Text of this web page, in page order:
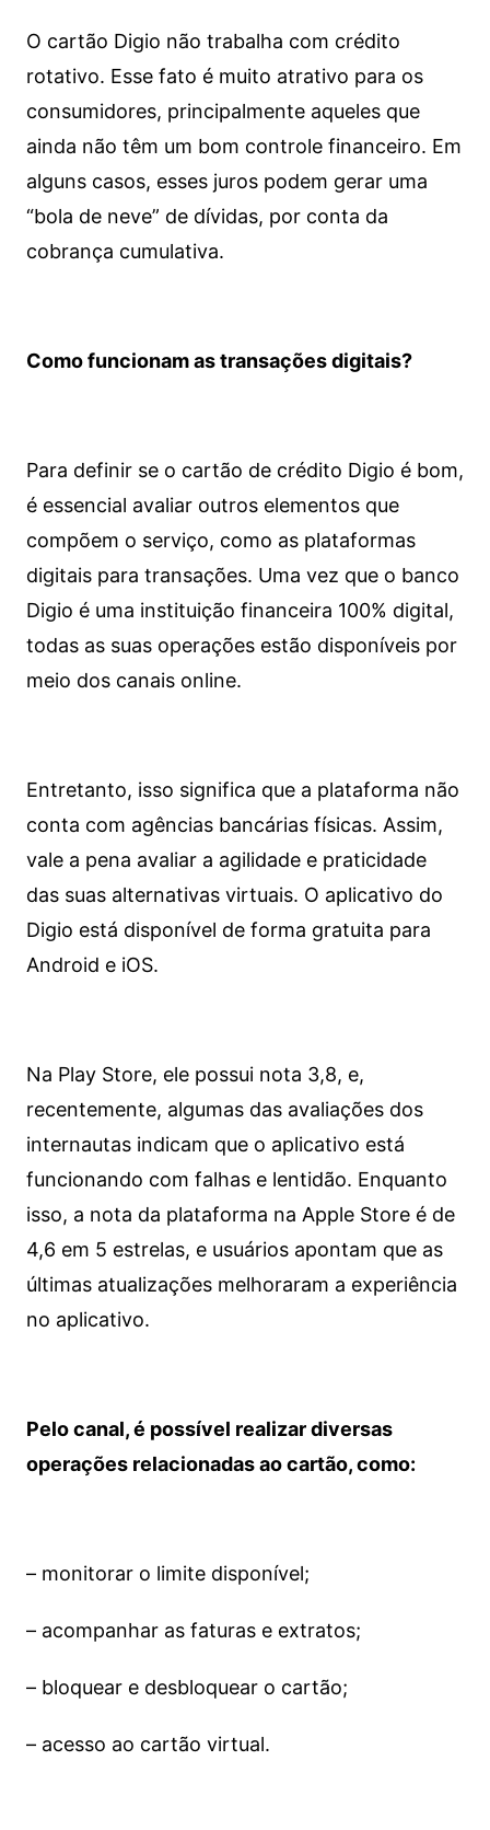
O cartão Digio não trabalha com crédito
rotativo. Esse fato é muito atrativo para os
consumidores, principalmente aqueles que
ainda não têm um bom controle financeiro. Em
alguns casos, esses juros podem gerar uma
“bola de neve” de dívidas, por conta da
cobrança cumulativa.
Como funcionam as transações digitais?
Para definir se o cartão de crédito Digio é bom,
é essencial avaliar outros elementos que
compõem o serviço, como as plataformas
digitais para transações. Uma vez que o banco
Digio é uma instituição financeira 100% digital,
todas as suas operações estão disponíveis por
meio dos canais online.
Entretanto, isso significa que a plataforma não
conta com agências bancárias físicas. Assim,
vale a pena avaliar a agilidade e praticidade
das suas alternativas virtuais. O aplicativo do
Digio está disponível de forma gratuita para
Android e iOS.
Na Play Store, ele possui nota 3,8, e,
recentemente, algumas das avaliações dos
internautas indicam que o aplicativo está
funcionando com falhas e lentidão. Enquanto
isso, a nota da plataforma na Apple Store é de
4,6 em 5 estrelas, e usuários apontam que as
últimas atualizações melhoraram a experiência
no aplicativo.
Pelo canal, é possível realizar diversas
operações relacionadas ao cartão, como:
– monitorar o limite disponível;
– acompanhar as faturas e extratos;
– bloquear e desbloquear o cartão;
– acesso ao cartão virtual.